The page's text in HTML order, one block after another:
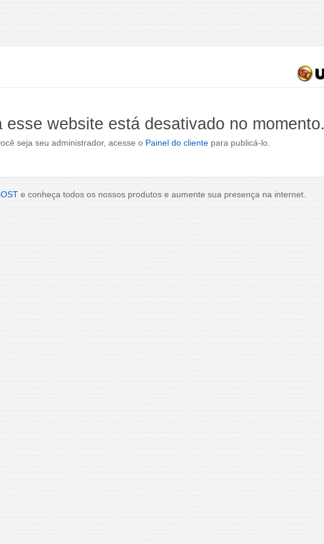
esse website está desativado no momento.
seja seu administrador, acesse o Painel do clientepara publicá-lo.
e conheça todos os nossos produtos e aumente sua presença na internet.